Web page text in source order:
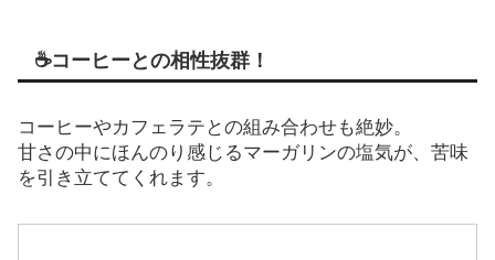
☕コーヒーとの相性抜群！
コーヒーやカフェラテとの組み合わせも絶妙。
甘さの中にほんのり感じるマーガリンの塩気が、苦味
を引き立ててくれます。